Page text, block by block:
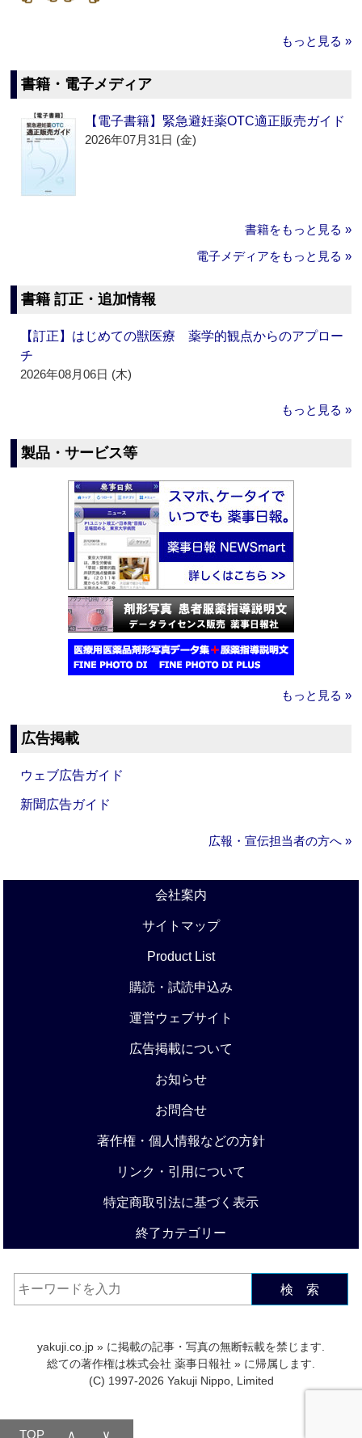
もっと見る »
書籍・電子メディア
【電子書籍】緊急避妊薬OTC適正販売ガイド
2026年07月31日 (金)
書籍をもっと見る »
電子メディアをもっと見る »
書籍 訂正・追加情報
【訂正】はじめての獣医療 薬学的観点からのアプロー
チ
2026年08月06日 (木)
もっと見る »
製品・サービス等
もっと見る »
広告掲載
ウェブ広告ガイド
新聞広告ガイド
広報・宣伝担当者の方へ »
会社案内
サイトマップ
Product List
購読・試読申込み
運営ウェブサイト
広告掲載について
お知らせ
お問合せ
著作権・個人情報などの方針
リンク・引用について
特定商取引法に基づく表示
終了カテゴリー
検 索
yakuji.co.jp » に掲載の記事・写真の無断転載を禁じます.
総ての著作権は株式会社 薬事日報社 » に帰属します.
(C) 1997-2026 Yakuji Nippo, Limited
TOP ∧ ∨